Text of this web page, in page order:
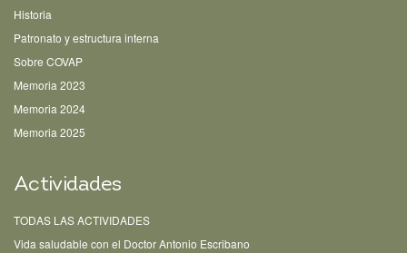
Historia
Patronato y estructura interna
Sobre COVAP
Memoria 2023
Memoria 2024
Memoria 2025
Actividades
TODAS LAS ACTIVIDADES
Vida saludable con el Doctor Antonio Escribano